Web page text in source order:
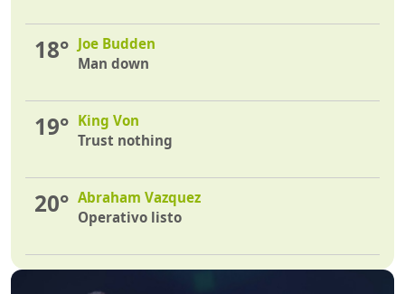
18° Joe Budden
Man down
19° King Von
Trust nothing
20° Abraham Vazquez
Operativo listo